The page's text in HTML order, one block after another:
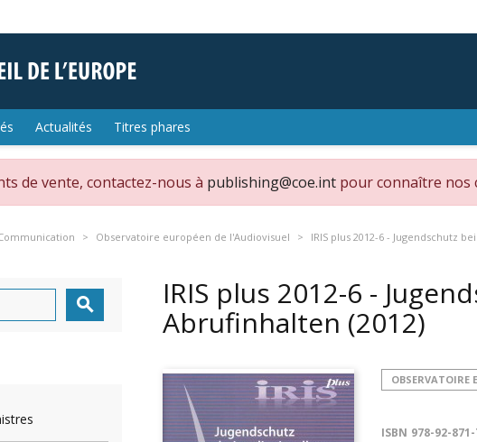
Actualités Titres phares
de vente, contactez-nous à publishing@coe.int pour connaître nos
Observatoire européen de l'Audiovisuel IRIS plus 2012-6 - Jugendschutz

IRIS plus 2012-6 -
Abrufinhalten (2012)
OBSERVATOIRE
ISBN 978-92-